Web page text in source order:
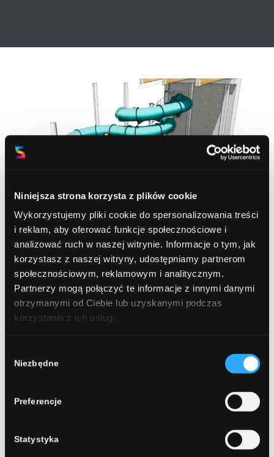
Niniejsza strona korzysta z plików cookie
Wykorzystujemy pliki cookie do spersonalizowania treści
i reklam, aby oferować funkcje społecznościowe i
analizować ruch w naszej witrynie. Informacje o tym, jak
korzystasz z naszej witryny, udostępniamy partnerom
społecznościowym, reklamowym i analitycznym.
Partnerzy mogą połączyć te informacje z innymi danymi
otrzymanymi od Ciebie lub uzyskanymi podczas
korzystania z ich usług.
zgody
Niezbędne
Preferencje
Statystyka
Chcesz się przyłączyć do dyskusji?
Musisz się , aby móc dodać komentarz.